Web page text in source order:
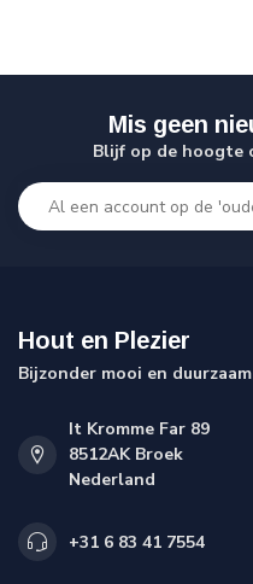
Mis geen
Blijf op de hoogte
Hout en Plezier
Bijzonder mooi en
It Kromme Far 89
8512AK Broek
Nederland
+31 6 83 41 7554